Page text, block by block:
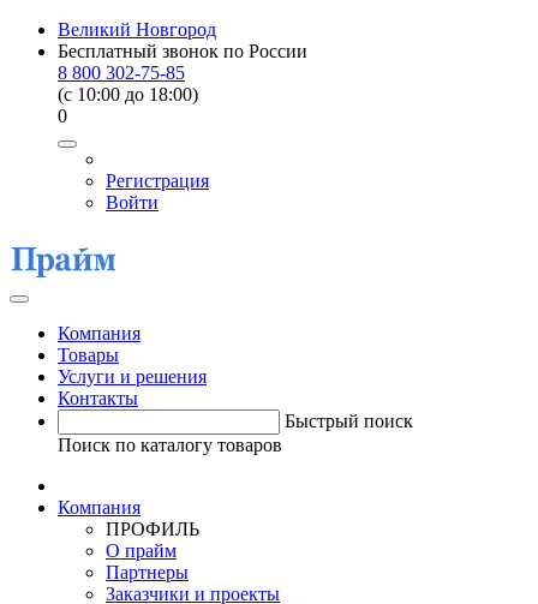
Великий Новгород
Бесплатный звонок по России
8 800 302-75-85
(c 10:00 до 18:00)
0
Регистрация
Войти
Компания
Товары
Услуги и решения
Контакты
Быстрый поиск
Поиск по каталогу товаров
Компания
ПРОФИЛЬ
О прайм
Партнеры
Заказчики и проекты